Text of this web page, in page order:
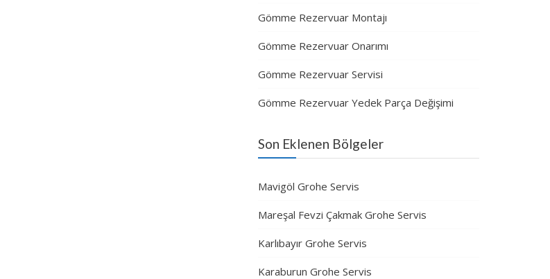
Gömme Rezervuar Montajı
Gömme Rezervuar Onarımı
Gömme Rezervuar Servisi
Gömme Rezervuar Yedek Parça Değişimi
Son Eklenen Bölgeler
Mavigöl Grohe Servis
Mareşal Fevzi Çakmak Grohe Servis
Karlıbayır Grohe Servis
Karaburun Grohe Servis